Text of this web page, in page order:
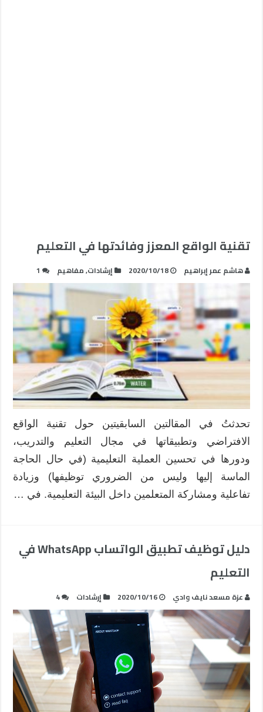
تقنية الواقع المعزز وفائدتها في التعليم
هاشم عمر إبراهيم 2020/10/18 إرشادات,مفاهيم 1
تحدثتُ في المقالتين السابقيتين حول تقنية الواقع
الافتراضي وتطبيقاتها في مجال التعليم والتدريب،
ودورها في تحسين العملية التعليمية (في حال الحاجة
الماسة إليها وليس من الضروري توظيفها) وزيادة
تفاعلية ومشاركة المتعلمين داخل البيئة التعليمية. في …
دليل توظيف تطبيق الواتساب WhatsApp في
التعليم
عزة مسعد نايف وادي 2020/10/16 إرشادات 4